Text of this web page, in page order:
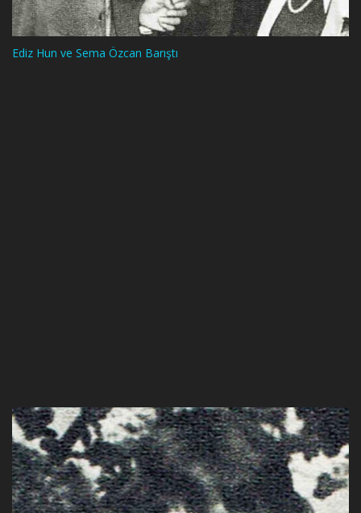
Ediz Hun ve Sema Özcan Barıştı